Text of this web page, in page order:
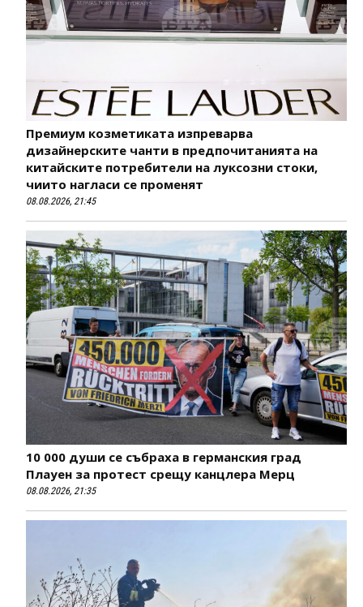
Премиум козметиката изпреварва
дизайнерските чанти в предпочитанията на
китайските потребители на луксозни стоки,
чиито нагласи се променят
08.08.2026, 21:45
10 000 души се събраха в германския град
Плауен за протест срещу канцлера Мерц
08.08.2026, 21:35